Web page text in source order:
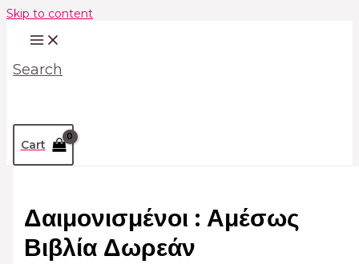
Skip to content
Search
Cart
Δαιμονισμένοι : Αμέσως
Βιβλία Δωρεάν